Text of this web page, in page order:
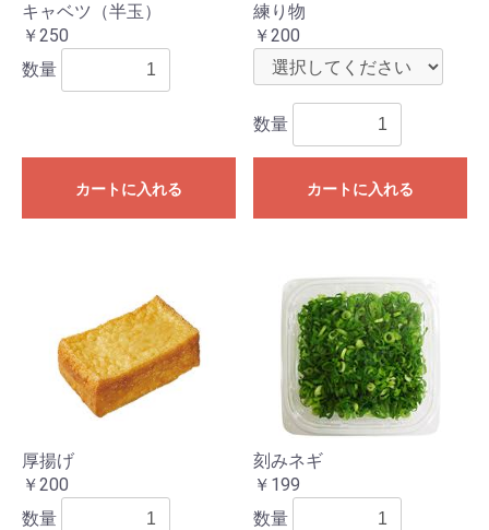
キャベツ（半玉）
￥250
数量
カートに入れる
練り物
￥200
数量
カートに入れる
厚揚げ
￥200
数量
刻みネギ
￥199
数量